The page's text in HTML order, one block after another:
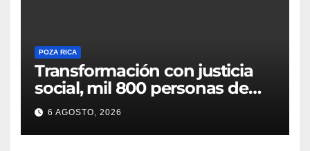
POZA RICA
Transformación con justicia
social, mil 800 personas de
siete municipios reciben
Apoyo a la Palabra: Rocío
Nahle
6 AGOSTO, 2026